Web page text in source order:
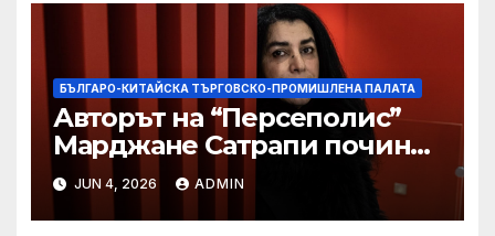
БЪЛГАРО-КИТАЙСКА ТЪРГОВСКО-ПРОМИШЛЕНА ПАЛАТА
Авторът на “Персеполис”
Марджане Сатрапи почина
“от тъга” на 56 години
JUN 4, 2026 ADMIN